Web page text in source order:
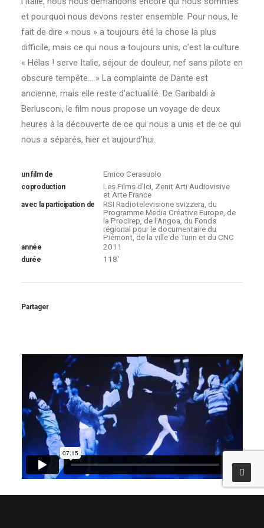
et pourquoi nous devons rester ensemble. Pour nous, le
fait de dire « nous » a toujours été la chose la plus
difficile, mais ce qui nous a toujours unis, c’est la culture.
« Hélas ! serve Italie, séjour de douleur, nef sans pilote en
obscure tempête… » La complainte de Dante est
ancienne, mais elle reste d’actualité. De Garibaldi à
Berlusconi, le film nous propose un voyage de deux
heures à la découverte de ce qui nous a unis et de ce qui
nous a séparés, hier et aujourd’hui.
un film de Enrico Cerasuolo
coproduction
Les Films d'Ici, Zenit Arti Audiovisive
et Arte France
avec la participation de
RSI Radiotelevisione svizzera, du
Programme Media Créative Europe, de
la Procirep, de l'Angoa, du Fonds
régional pour le documentaire du
Piémont, de la ville de Turin et du CNC
année 2011
durée 118'
Partager